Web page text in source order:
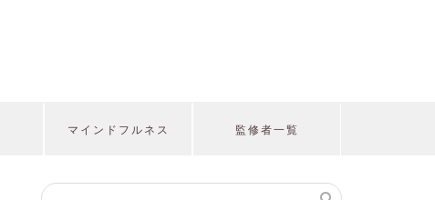
マインドフルネス 監修者一覧